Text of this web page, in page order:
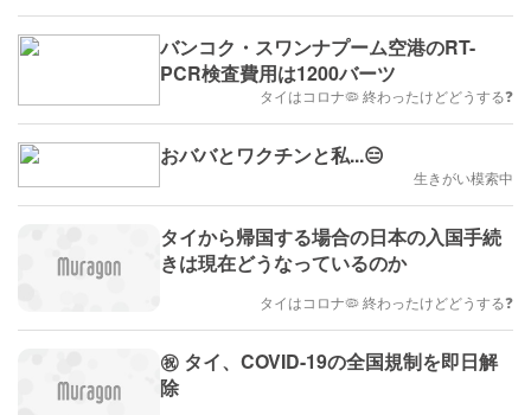
バンコク・スワンナプーム空港のRT-
PCR検査費用は1200バーツ
タイはコロナ🦠 終わったけどどうする❓
おババとワクチンと私...😑
生きがい模索中
タイから帰国する場合の日本の入国手続
きは現在どうなっているのか
タイはコロナ🦠 終わったけどどうする❓
㊗️ タイ、COVID-19の全国規制を即日解
除